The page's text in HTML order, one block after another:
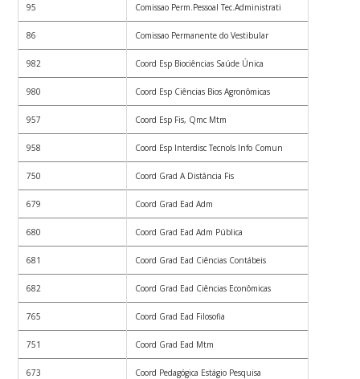
95 Comissao Perm.Pessoal Tec.Administrati
86 Comissao Permanente do Vestibular
982 Coord Esp Biociências Saúde Única
980 Coord Esp Ciências Bios Agronômicas
957 Coord Esp Fis, Qmc Mtm
958 Coord Esp Interdisc Tecnols Info Comun
750 Coord Grad A Distância Fis
679 Coord Grad Ead Adm
680 Coord Grad Ead Adm Pública
681 Coord Grad Ead Ciências Contábeis
682 Coord Grad Ead Ciências Econômicas
765 Coord Grad Ead Filosofia
751 Coord Grad Ead Mtm
673 Coord Pedagógica Estágio Pesquisa